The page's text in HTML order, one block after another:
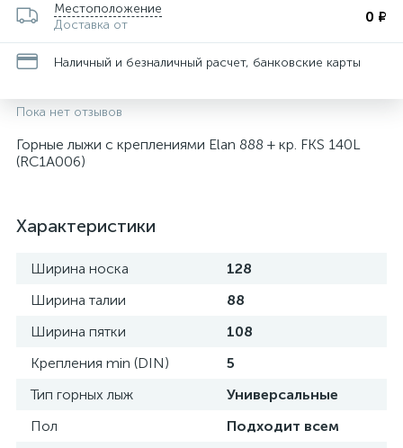
Местоположение
Доставка от
0 ₽
Наличный и безналичный расчет, банковские карты
Пока нет отзывов
Горные лыжи с креплениями Elan 888 + кр. FKS 140L
(RC1A006)
Характеристики
Ширина носка
128
Ширина талии
88
Ширина пятки
108
Крепления min (DIN)
5
Тип горных лыж
Универсальные
Пол
Подходит всем